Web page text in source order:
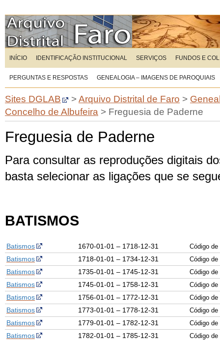
INÍCIO IDENTIFICAÇÃO INSTITUCIONAL SERVIÇOS FUNDOS E
PERGUNTAS E RESPOSTAS GENEALOGIA – IMAGENS DE PAROQUIAIS
Sites DGLAB >Arquivo Distrital de Faro >
Concelho de Albufeira > Freguesia de Paderne
Freguesia de Paderne
Para consultar as reproduções digitais
basta selecionar as ligações que se
BATISMOS
Batismos 1670-01-01 – 1718-12-31 Código de
Batismos 1718-01-01 – 1734-12-31 Código de
Batismos 1735-01-01 – 1745-12-31 Código de
Batismos 1745-01-01 – 1758-12-31 Código de
Batismos 1756-01-01 – 1772-12-31 Código de
Batismos 1773-01-01 – 1778-12-31 Código de
Batismos 1779-01-01 – 1782-12-31 Código de
Batismos 1782-01-01 – 1785-12-31 Código de